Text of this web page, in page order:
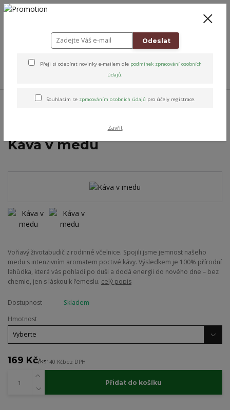
+420 778 743 310
Přírodní péče & Dobroty Poctivá spižírna
Ochucené medy
Káva v medu
Voňavý životabudič z rodinné včelnice. Spojili jsme jemnost našeho
medu s intenzivním aromatem poctivé kávy. Výsledkem je 100% přírodní
lahůdka, která vás pohladí po duši a dodá energii do nového dne – bez
chemie, jen s láskou k řemeslu. celý popis
Dostupnost
Skladem
Hmotnost
169 Kč/ks140 Kčbez DPH
Přidat do košíku
Odeslat
Přeji si odebírat novinky e-mailem dle podmínek zpracování osobních
údajů.
Souhlasím se zpracováním osobních údajů pro účely registrace.
Zavřít